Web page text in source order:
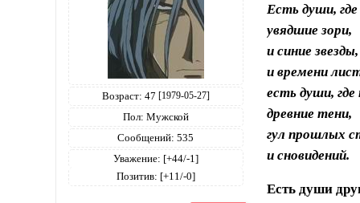
Возраст: 47 [1979-05-27]
Пол: Мужской
Сообщений: 535
Уважение: [+44/-1]
Позитив: [+11/-0]
Есть души,
увядшие зори,
и синие звезды,
и времени
есть души,
древние тени,
гул прошлых
и сновидений.
Есть души